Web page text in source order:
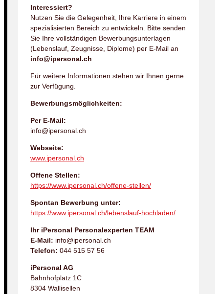
Interessiert?
Nutzen Sie die Gelegenheit, Ihre Karriere in einem
spezialisierten Bereich zu entwickeln. Bitte senden
Sie Ihre vollständigen Bewerbungsunterlagen
(Lebenslauf, Zeugnisse, Diplome) per E-Mail an
info@ipersonal.ch
Für weitere Informationen stehen wir Ihnen gerne
zur Verfügung.
Bewerbungsmöglichkeiten:
Per E-Mail:
info@ipersonal.ch
Webseite:
www.ipersonal.ch
Offene Stellen:
https://www.ipersonal.ch/offene-stellen/
Spontan Bewerbung unter:
https://www.ipersonal.ch/lebenslauf-hochladen/
Ihr iPersonal Personalexperten TEAM
E-Mail: info@ipersonal.ch
Telefon: 044 515 57 56
iPersonal AG
Bahnhofplatz 1C
8304 Wallisellen